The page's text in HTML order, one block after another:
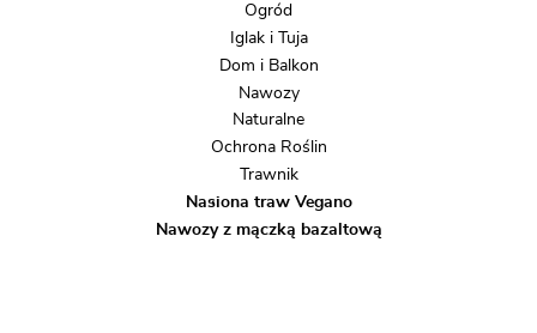
Ogród
Iglak i Tuja
Dom i Balkon
Nawozy
Naturalne
Ochrona Roślin
Trawnik
Nasiona traw Vegano
Nawozy z mączką bazaltową